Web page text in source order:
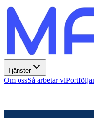
Tjänster
Om ossSå arbetar vi